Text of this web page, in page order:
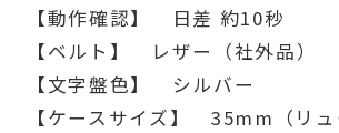
【動作確認】 日差 約10秒
【ベルト】 レザー（社外品）
【文字盤色】 シルバー
【ケースサイズ】 35mm（リュ